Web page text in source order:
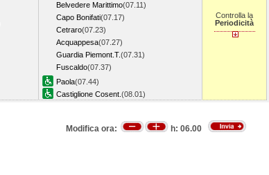
Belvedere Marittimo(07.11)
Capo Bonifati(07.17)
Cetraro(07.23)
Acquappesa(07.27)
Guardia Piemont.T.(07.31)
Fuscaldo(07.37)
Paola(07.44)
Castiglione Cosent. (08.01)
Controlla la
Periodicità
Modifica ora: h: 06.00